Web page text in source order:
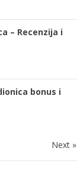
– Recenzija i
bonus i
Next »